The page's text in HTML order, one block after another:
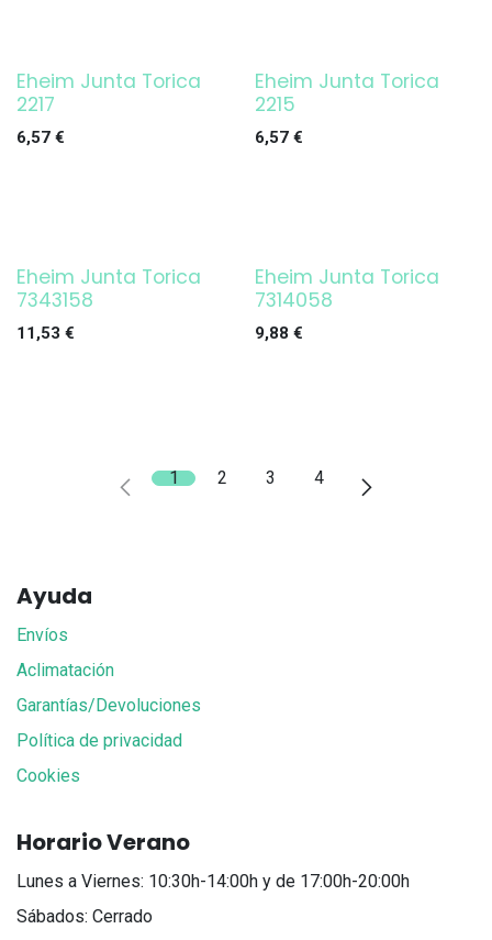
Eheim Junta Torica
2217
6,57 €
Eheim Junta Torica
2215
6,57€
Eheim Junta Torica
7343158
11,53 €
Eheim Junta Torica
7314058
9,88 €
1 2 3 4
Ayuda
Envíos
Aclimatación
Garantías/Devoluciones
Política de privacidad
Cookies
Horario Verano
Lunes a Viernes: 10:30h-14:00h y de 17:00h-20:00h
Sábados: Cerrado